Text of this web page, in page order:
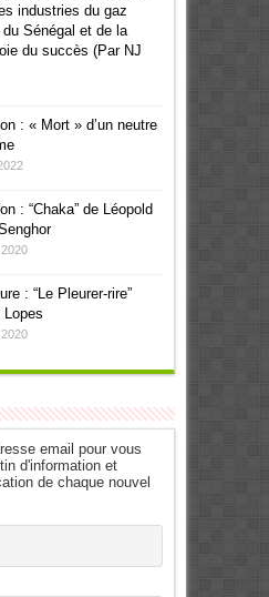
industries du gaz
du Sénégal et de la
du succès (Par NJ
: « Mort » d’un neutre
: “Chaka” de Léopold
: “Le Pleurer-rire”
Lopes
email pour vous
d'information et
de chaque nouvel